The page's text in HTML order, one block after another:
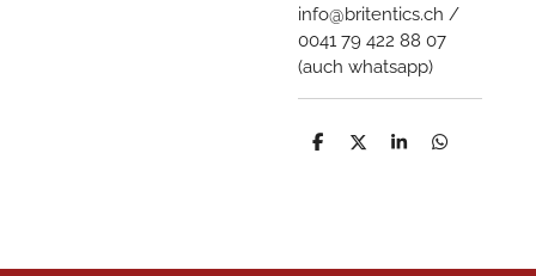
info@britentics.ch /
0041 79 422 88 07
(auch whatsapp)
T
T
T
T